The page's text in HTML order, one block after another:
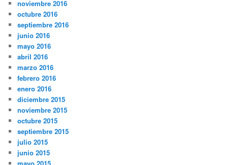
noviembre 2016
octubre 2016
septiembre 2016
junio 2016
mayo 2016
abril 2016
marzo 2016
febrero 2016
enero 2016
diciembre 2015
noviembre 2015
octubre 2015
septiembre 2015
julio 2015
junio 2015